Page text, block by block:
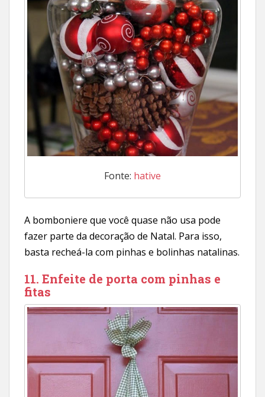
Fonte: hative
A bomboniere que você quase não usa pode
fazer parte da decoração de Natal. Para isso,
basta recheá-la com pinhas e bolinhas natalinas.
11. Enfeite de porta com pinhas e
fitas